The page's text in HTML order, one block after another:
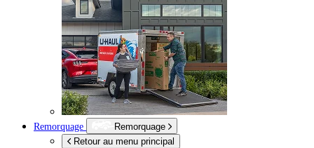
Remorquage
Remorquage
Retour au menu principal